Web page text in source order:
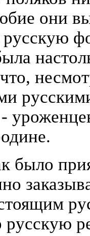
они
-
было
русскую